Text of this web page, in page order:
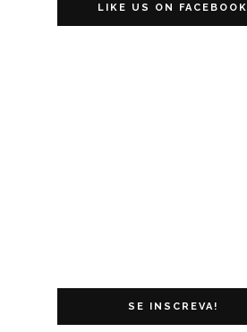
LIKE US ON FACEBOOK
SE INSCREVA!